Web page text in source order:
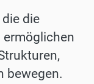
die
bewegen.